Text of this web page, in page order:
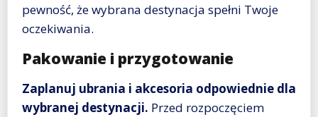
pewność, że wybrana destynacja spełni Twoje
oczekiwania.
Pakowanie i przygotowanie
Zaplanuj ubrania i akcesoria odpowiednie dla
wybranej destynacji. Przed rozpoczęciem